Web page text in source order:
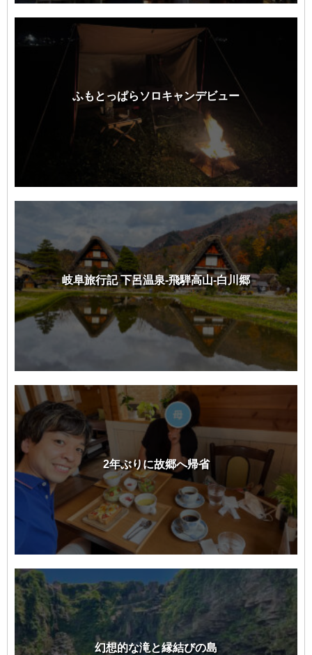
ふもとっぱらソロキャンデビュー
岐阜旅行記 下呂温泉-飛騨高山-白川郷
2年ぶりに故郷へ帰省
幻想的な滝と縁結びの島